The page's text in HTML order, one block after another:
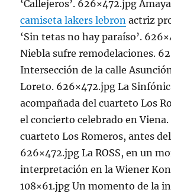
‘Callejeros’. 626×472.jpg
camiseta lakers lebron actriz
‘Sin tetas no hay paraíso’.
Niebla sufre remodelaciones.
Intersección de la calle
Loreto. 626×472.jpg La
acompañada del cuarteto Los
el concierto celebrado en
cuarteto Los Romeros, antes
626×472.jpg La ROSS, en un
interpretación en la Wiener
108×61.jpg Un momento de la